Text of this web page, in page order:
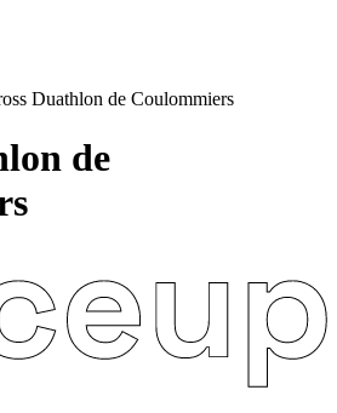
Duathlon de Coulommiers
de